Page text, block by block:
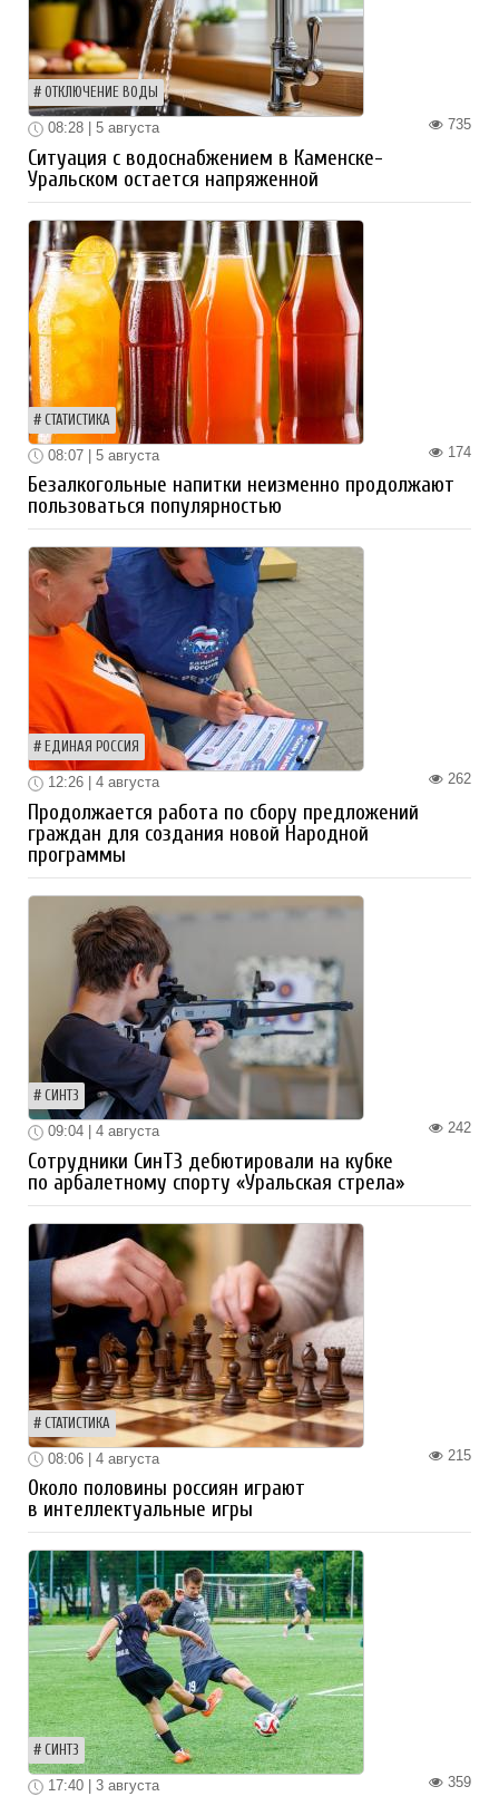
ОТКЛЮЧЕНИЕ ВОДЫ
735
08:28 | 5 августа
Ситуация с водоснабжением в Каменске-
Уральском остается напряженной
СТАТИСТИКА
174
08:07 | 5 августа
Безалкогольные напитки неизменно продолжают
пользоваться популярностью
ЕДИНАЯ РОССИЯ
262
12:26 | 4 августа
Продолжается работа по сбору предложений
граждан для создания новой Народной
программы
СИНТЗ
242
09:04 | 4 августа
Сотрудники СинТЗ дебютировали на кубке
по арбалетному спорту «Уральская стрела»
СТАТИСТИКА
215
08:06 | 4 августа
Около половины россиян играют
в интеллектуальные игры
СИНТЗ
359
17:40 | 3 августа